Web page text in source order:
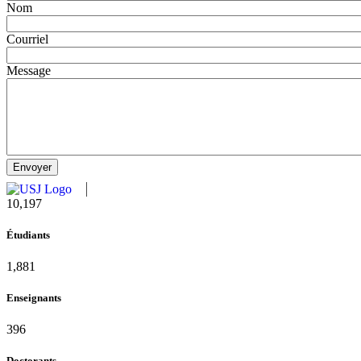
Nom
Courriel
Message
10,815
Étudiants
1,995
Enseignants
420